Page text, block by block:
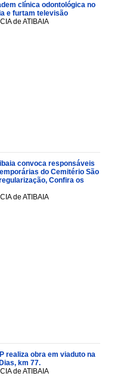
clínica odontológica no
e furtam televisão
de ATIBAIA
convoca responsáveis
do Cemitério São
Confira os
de ATIBAIA
realiza obra em viaduto na
km 77.
de ATIBAIA